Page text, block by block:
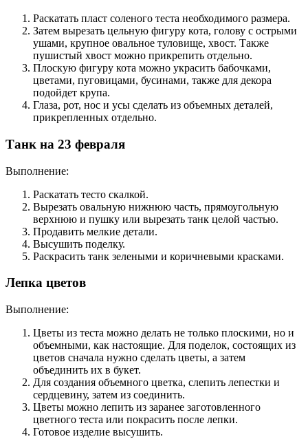
Раскатать пласт соленого теста необходимого размера.
Затем вырезать цельную фигуру кота, голову с острыми
ушами, крупное овальное туловище, хвост. Также
пушистый хвост можно прикрепить отдельно.
Плоскую фигуру кота можно украсить бабочками,
цветами, пуговицами, бусинами, также для декора
подойдет крупа.
Глаза, рот, нос и усы сделать из объемных деталей,
прикрепленных отдельно.
Танк на 23 февраля
Выполнение:
Раскатать тесто скалкой.
Вырезать овальную нижнюю часть, прямоугольную
верхнюю и пушку или вырезать танк целой частью.
Продавить мелкие детали.
Высушить поделку.
Раскрасить танк зелеными и коричневыми красками.
Лепка цветов
Выполнение:
Цветы из теста можно делать не только плоскими, но и
объемными, как настоящие. Для поделок, состоящих из
цветов сначала нужно сделать цветы, а затем
объединить их в букет.
Для создания объемного цветка, слепить лепестки и
сердцевину, затем из соединить.
Цветы можно лепить из заранее заготовленного
цветного теста или покрасить после лепки.
Готовое изделие высушить.